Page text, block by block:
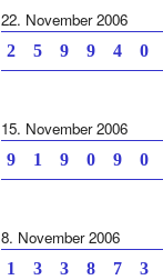
22. November 2006
2 5 9 9 4 0
15. November 2006
9 1 9 0 9 0
8. November 2006
1 3 3 8 7 3